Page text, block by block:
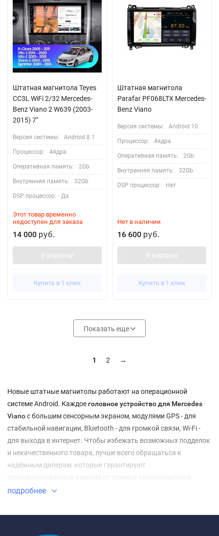
Штатная магнитола Teyes
CC3L WiFi 2/32 Mercedes-
Benz Viano 2 W639 (2003-
2015) 7"
Версия системы: Android 8.1
Процессор: 4ядра
Оперативная память: 2Gb
Внутренняя память: 32Gb
DSP процессор: Да
Этот товар временно
недоступен для заказа
14 000 руб.
В корзину
Купить в 1 клик
Штатная магнитола
Parafar PF068LTX Mercedes-
Benz Viano
Версия системы: Android 10
Процессор: 4ядра
Оперативная память: 2Gb
Внутренняя память: 32Gb
DSP процессор: Нет
Нет в наличии
16 600 руб.
В корзину
Купить в 1 клик
Показать еще
1 2 →
Новые штатные магнитолы работают на операционной
системе Android. Каждое головное устройство для Mercedes
Vianoс большим сенсорным экраном, модулями GPS - для
стабильной навигации, Bluetooth - для громкой связи, Wi-Fi -
для выхода в интернет. Чтобы избежать возможных подделок
и некачественного товара, лучше всего обращаться к
надёжным дилерам, которые гарантируют
сертифицированные изделия от прямых производителей
брендов FarCar, Redpower, Roximo, Daystar, Carmedia, IQ Navi и
Наш интернет-магазин «Антистрелка» имеет огромный опыт в
подробнее